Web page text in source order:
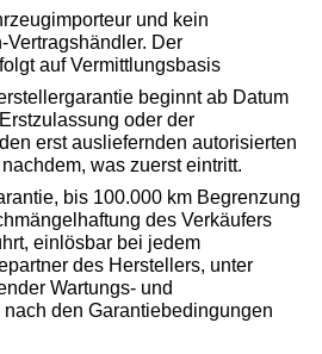
und kein
Vertragshändler. Der
auf Vermittlungsbasis
beginnt ab Datum
oder der
erst ausliefernden autorisierten
was zuerst eintritt.
bis 100.000 km Begrenzung
des Verkäufers
einlösbar bei jedem
des Herstellers, unter
Wartungs- und
nach den Garantiebedingungen